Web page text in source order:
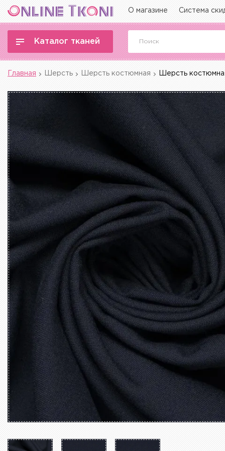
О магазине Система
Каталог тканей
Главная Шерсть Шерсть костюмная Шерсть